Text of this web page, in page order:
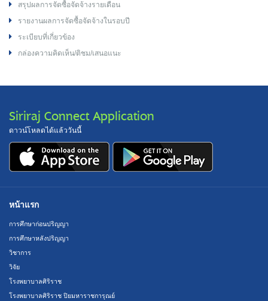
สรุปผลการจัดซื้อจัดจ้างรายเดือน
รายงานผลการจัดซื้อจัดจ้างในรอบปี
ระเบียบที่เกี่ยวข้อง
กล่องความคิดเห็น/ติชม/เสนอแนะ
Siriraj Connect Application
ดาวน์โหลดได้แล้ววันนี้
หน้าแรก
การศึกษาก่อนปริญญา
การศึกษาหลังปริญญา
วิชาการ
วิจัย
โรงพยาบาลศิริราช
โรงพยาบาลศิริราช ปิยมหาราชการุณย์